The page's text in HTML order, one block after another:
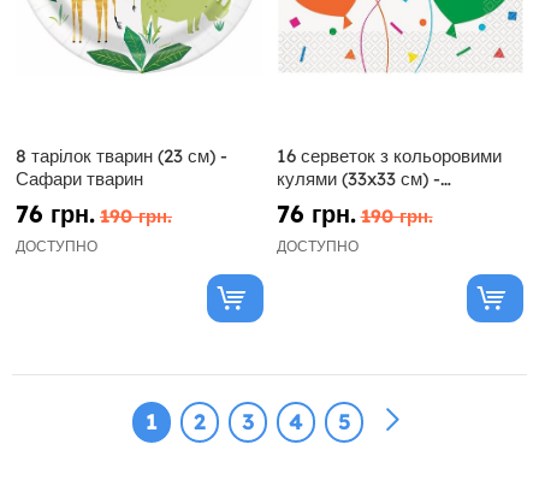
8 тарілок тварин (23 см) -
Сафари тварин
76 грн. 190 грн.
ДОСТУПНО
16 серветок з кольоровими
кулями (33x33 см) -
Кольорові кулі
76 грн. 190 грн.
ДОСТУПНО
1 2 3 4 5